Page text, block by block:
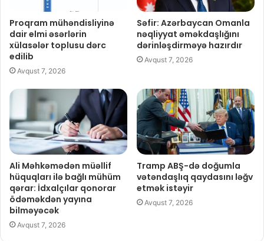
Proqram mühəndisliyinə
dair elmi əsərlərin
xülasələr toplusu dərc
edilib
Avqust 7, 2026
Səfir: Azərbaycan Omanla
nəqliyyat əməkdaşlığını
dərinləşdirməyə hazırdır
Avqust 7, 2026
Ali Məhkəmədən müəllif
hüquqları ilə bağlı mühüm
qərar: İdxalçılar qonorar
ödəməkdən yayına
bilməyəcək
Avqust 7, 2026
Tramp ABŞ-də doğumla
vətəndaşlıq qaydasını ləğv
etmək istəyir
Avqust 7, 2026